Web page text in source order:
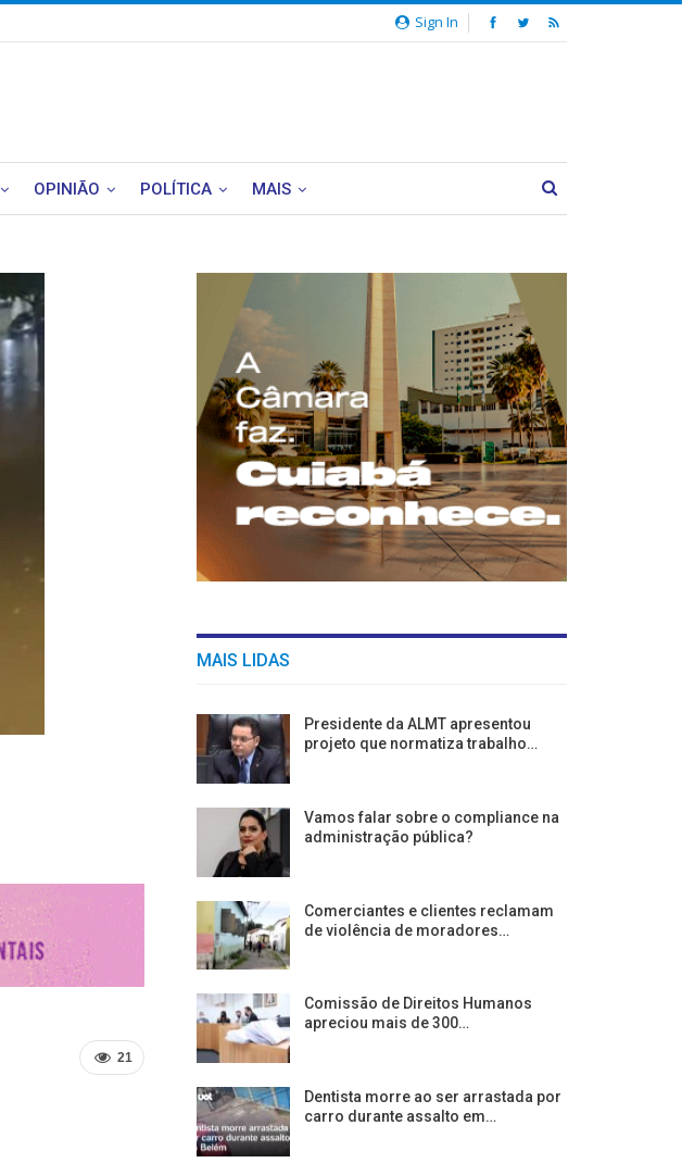
Sign In
OPINIÃO POLÍTICA MAIS
21
MAIS LIDAS
Presidente da ALMT apresentou
projeto que normatiza trabalho…
Vamos falar sobre o compliance na
administração pública?
Comerciantes e clientes reclamam
de violência de moradores…
Comissão de Direitos Humanos
apreciou mais de 300…
Dentista morre ao ser arrastada por
carro durante assalto em…